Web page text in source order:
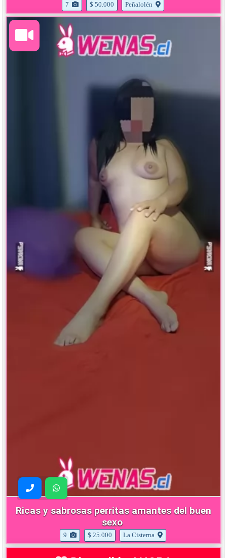
7 $ 50.000 Peñalolén
Ricas y sabrosas perritas amantes del buen
sexo
9 $ 25.000 La Cisterna